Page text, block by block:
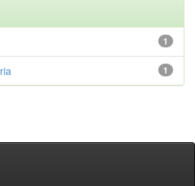
1
1